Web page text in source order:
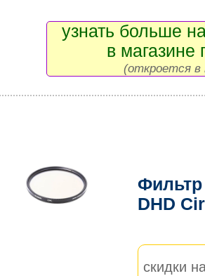
узнать больше
в магазине
(откроется в
DHD
скидки